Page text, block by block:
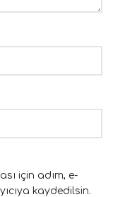
için adım, e-
kaydedilsin.